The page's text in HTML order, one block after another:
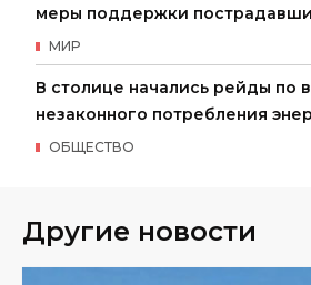
меры поддержки
МИР
В столице начались рейды по
незаконного потребления
ОБЩЕСТВО
Другие новости